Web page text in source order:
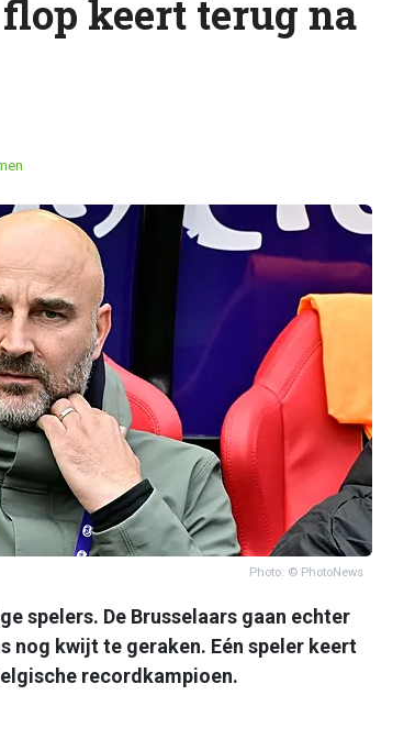
keert terug na
Photo: © PhotoNews
spelers. De Brusselaars gaan echter
nog kwijt te geraken. Eén speler keert
recordkampioen.